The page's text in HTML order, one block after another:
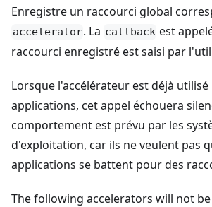
Enregistre un raccourci global
accelerator. La callback est
raccourci enregistré est saisi par
Lorsque l'accélérateur est déjà
applications, cet appel échouera
comportement est prévu par les
d'exploitation, car ils ne veulent pas
applications se battent pour des
The following accelerators will not